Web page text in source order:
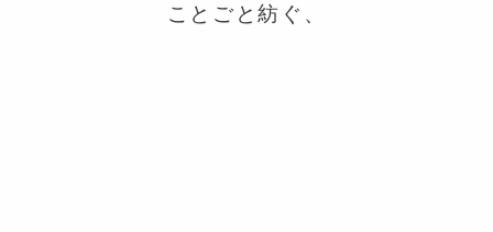
ことごと紡ぐ、